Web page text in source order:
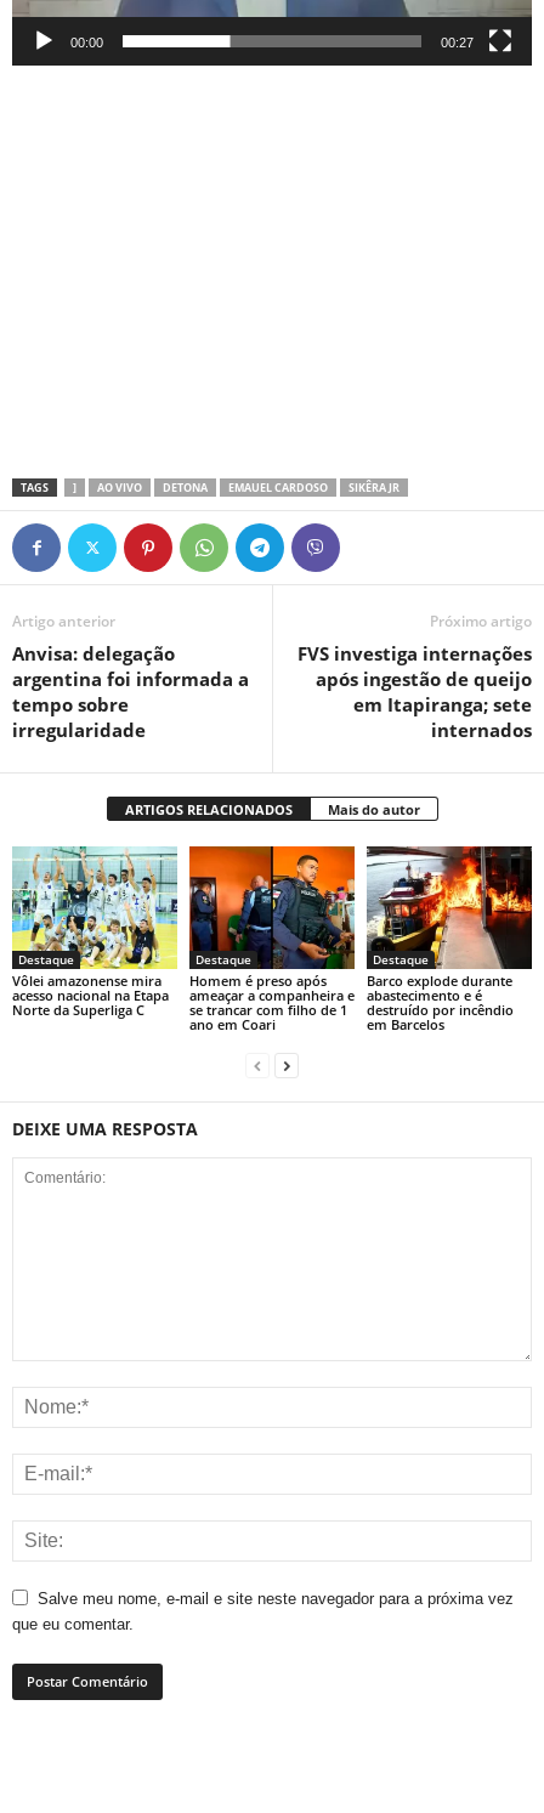
00:00 00:27
TAGS ] AO VIVO DETONA EMAUEL CARDOSO SIKÊRA JR
Artigo anterior
Anvisa: delegação
argentina foi informada a
tempo sobre
irregularidade
Próximo artigo
FVS investiga internações
após ingestão de queijo
em Itapiranga; sete
internados
ARTIGOS RELACIONADOS Mais do autor
Destaque
Vôlei amazonense mira
acesso nacional na Etapa
Norte da Superliga C
Destaque
Homem é preso após
ameaçar a companheira e
se trancar com filho de 1
ano em Coari
Destaque
Barco explode durante
abastecimento e é
destruído por incêndio
em Barcelos
DEIXE UMA RESPOSTA
Salve meu nome, e-mail e site neste navegador para a próxima vez
que eu comentar.